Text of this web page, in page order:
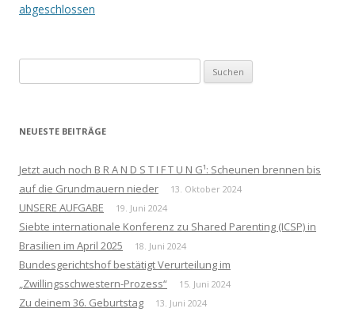
abgeschlossen
nach:
NEUESTE BEITRÄGE
Jetzt auch noch B R A N D S T I F T U N G¹: Scheunen brennen bis
auf die Grundmauern nieder
13. Oktober 2024
UNSERE AUFGABE 19. Juni 2024
Siebte internationale Konferenz zu Shared Parenting (ICSP) in
Brasilien im April 2025
18. Juni 2024
Bundesgerichtshof bestätigt Verurteilung im
„Zwillingsschwestern-Prozess“
15. Juni 2024
Zu deinem 36. Geburtstag 13. Juni 2024